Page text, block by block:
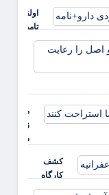
اولتیماتوم
ذخایر
میعادفر:
زائران
مسیر
کشف
کارگاه
تولید